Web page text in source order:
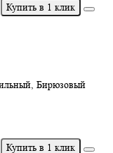
Купить в 1 клик
Бирюзовый
Купить в 1 клик